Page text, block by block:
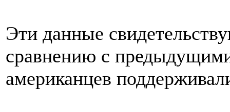
Эти данные
сравнению с
американцев